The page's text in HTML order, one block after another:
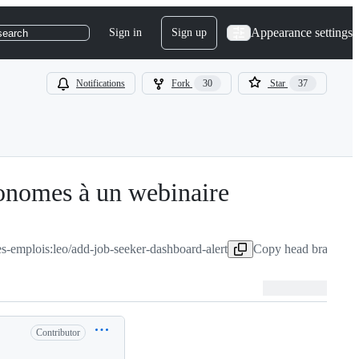
Sign in Sign up Appearance settings
Notifications Fork 30 Star 37
à un webinaire
emplois:leo/add-job-seeker-dashboard-alert Copy head branch
Contributor